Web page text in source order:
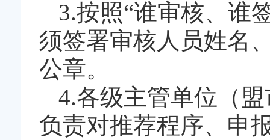
3.按照“谁审核、谁
须签署审核人员姓名
公章。
4.各级主管单位（
负责对推荐程序、申